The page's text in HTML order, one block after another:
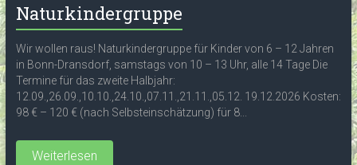
Naturkindergruppe
Wir wollen raus! Naturkindergruppe für Kinder von 6 – 12 Jahren
in Bonn-Dransdorf, samstags von 10 – 13 Uhr, alle 14 Tage Die
Termine für das zweite Halbjahr:
12.09.,26.09.,10.10.,24.10.,07.11.,21.11.,05.12. 19.12.2026 Kosten:
98 € – 120 € (nach Selbsteinschätzung) für 8...
Weiterlesen